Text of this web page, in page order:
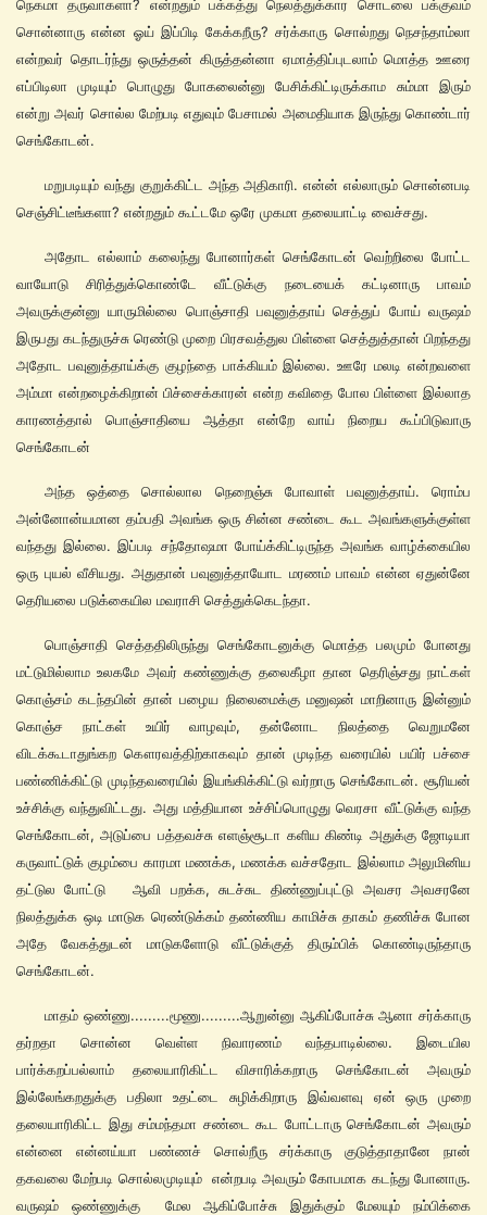
நெகமா தருவாகளா? என்றதும் பக்கத்து நெலத்துக்கார சொடலை பக்குவம்
சொன்னாரு என்ன ஓய் இப்பிடி கேக்கறீரு? சர்க்காரு சொல்றது நெசந்தாம்லா
என்றவர் தொடர்ந்து ஒருத்தன் கிருத்தன்னா ஏமாத்திப்புடலாம் மொத்த ஊரை
எப்பிடிலா முடியும் பொழுது போகலைன்னு பேசிக்கிட்டிருக்காம சும்மா இரும்
என்று அவர் சொல்ல மேற்படி எதுவும் பேசாமல் அமைதியாக இருந்து கொண்டார்
செங்கோடன்.
மறுபடியும் வந்து குறுக்கிட்ட அந்த அதிகாரி. என்ன் எல்லாரும் சொன்னபடி
செஞ்சிட்டீங்களா? என்றதும் கூட்டமே ஒரே முகமா தலையாட்டி வைச்சது.
அதோட எல்லாம் கலைந்து போனார்கள் செங்கோடன் வெற்றிலை போட்ட
வாயோடு சிரித்துக்கொண்டே வீட்டுக்கு நடையைக் கட்டினாரு பாவம்
அவருக்குன்னு யாருமில்லை பொஞ்சாதி பவுனுத்தாய் செத்துப் போய் வருஷம்
இருபது கடந்துருச்சு ரெண்டு முறை பிரசவத்துல பிள்ளை செத்துத்தான் பிறந்தது
அதோட பவுனுத்தாய்க்கு குழந்தை பாக்கியம் இல்லை. ஊரே மலடி என்றவளை
அம்மா என்றழைக்கிறான் பிச்சைக்காரன் என்ற கவிதை போல பிள்ளை இல்லாத
காரணத்தால் பொஞ்சாதியை ஆத்தா என்றே வாய் நிறைய கூப்பிடுவாரு
செங்கோடன்
அந்த ஒத்தை சொல்லால நெறைஞ்சு போவாள் பவுனுத்தாய். ரொம்ப
அன்னோன்யமான தம்பதி அவங்க ஒரு சின்ன சண்டை கூட அவங்களுக்குள்ள
வந்தது இல்லை. இப்படி சந்தோஷமா போய்க்கிட்டிருந்த அவங்க வாழ்க்கையில
ஒரு புயல் வீசியது. அதுதான் பவுனுத்தாயோட மரணம் பாவம் என்ன ஏதுன்னே
தெரியலை படுக்கையில மவராசி செத்துக்கெடந்தா.
பொஞ்சாதி செத்ததிலிருந்து செங்கோடனுக்கு மொத்த பலமும் போனது
மட்டுமில்லாம உலகமே அவர் கண்ணுக்கு தலைகீழா தான தெரிஞ்சது நாட்கள்
கொஞ்சம் கடந்தபின் தான் பழைய நிலைமைக்கு மனுஷன் மாறினாரு இன்னும்
கொஞ்ச நாட்கள் உயிர் வாழவும், தன்னோட நிலத்தை வெறுமனே
விடக்கூடாதுங்கற கௌரவத்திற்காகவும் தான் முடிந்த வரையில் பயிர் பச்சை
பண்ணிக்கிட்டு முடிந்தவரையில் இயங்கிக்கிட்டு வர்றாரு செங்கோடன். சூரியன்
உச்சிக்கு வந்துவிட்டது. அது மத்தியான உச்சிப்பொழுது வெரசா வீட்டுக்கு வந்த
செங்கோடன், அடுப்பை பத்தவச்சு எளஞ்சூடா களிய கிண்டி அதுக்கு ஜோடியா
கருவாட்டுக் குழம்பை காரமா மணக்க, மணக்க வச்சதோட இல்லாம அலுமினிய
தட்டுல போட்டு ஆவி பறக்க, சுடச்சுட திண்ணுப்புட்டு அவசர அவசரனே
நிலத்துக்க ஒடி மாடுக ரெண்டுக்கம் தண்ணிய காமிச்சு தாகம் தணிச்சு போன
அதே வேகத்துடன் மாடுகளோடு வீட்டுக்குத் திரும்பிக் கொண்டிருந்தாரு
செங்கோடன்.
மாதம் ஒண்ணு.........மூணு.........ஆறுன்னு ஆகிப்போச்சு ஆனா சர்க்காரு
தர்றதா சொன்ன வெள்ள நிவாரணம் வந்தபாடில்லை. இடையில
பார்க்கறப்பல்லாம் தலையாரிகிட்ட விசாரிக்கறாரு செங்கோடன் அவரும்
இல்லேங்கறதுக்கு பதிலா உதட்டை சுழிக்கிறாரு இவ்வளவு ஏன் ஒரு முறை
தலையாரிகிட்ட இது சம்மந்தமா சண்டை கூட போட்டாரு செங்கோடன் அவரும்
என்னை என்னய்யா பண்ணச் சொல்றீரு சர்க்காரு குடுத்தாதானே நான்
தகவலை மேற்படி சொல்லமுடியும் என்றபடி அவரும் கோபமாக கடந்து போனாரு.
வருஷம் ஒண்ணுக்கு மேல ஆகிப்போச்சு இதுக்கும் மேலயும் நம்பிக்கை